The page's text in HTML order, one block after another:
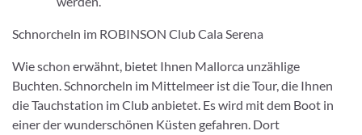
Schnorcheln im ROBINSON Club Cala Serena
Wie schon erwähnt, bietet Ihnen Mallorca unzählige
Buchten. Schnorcheln im Mittelmeer ist die Tour, die Ihnen
die Tauchstation im Club anbietet. Es wird mit dem Boot in
einer der wunderschönen Küsten gefahren. Dort